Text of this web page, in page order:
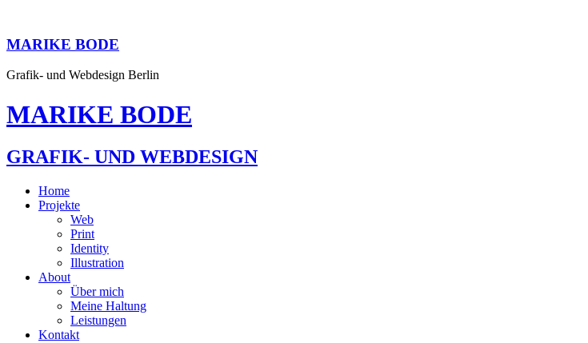
MARIKE BODE
Grafik- und Webdesign Berlin
MARIKE BODE
GRAFIK- UND WEBDESIGN
Home
Projekte
Web
Print
Identity
Illustration
About
Über mich
Meine Haltung
Leistungen
Kontakt